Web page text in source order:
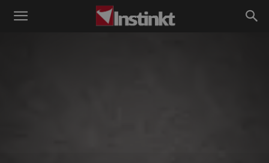
Instinkt